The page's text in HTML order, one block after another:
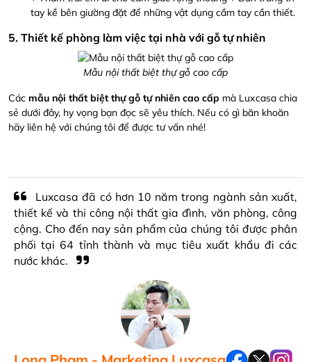
tay kề bên giường đặt để những vật dụng cầm tay cần thiết.
5. Thiết kế phòng làm việc tại nhà với gỗ tự nhiên
Mẫu nội thất biệt thự gỗ cao cấp
Các mẫu nội thất biệt thự gỗ tự nhiên cao cấp mà Luxcasa chia
sẻ dưới đây, hy vọng bạn đọc sẽ yêu thích. Nếu có gì băn khoăn
hãy liên hệ với chúng tôi để được tư vấn nhé!
Luxcasa đã có hơn 10 năm trong ngành sản xuất,
thiết kế và thi công nội thất gia đình, văn phòng, công
cộng. Cho đến nay sản phẩm của chúng tôi được phân
phối tại 64 tỉnh thành và mục tiêu xuất khẩu đi các
nước khác.